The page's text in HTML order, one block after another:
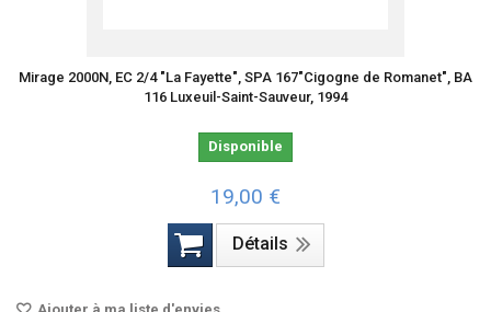
Mirage 2000N, EC 2/4 "La Fayette", SPA 167"Cigogne de Romanet", BA
116 Luxeuil-Saint-Sauveur, 1994
Disponible
19,00 €
Détails